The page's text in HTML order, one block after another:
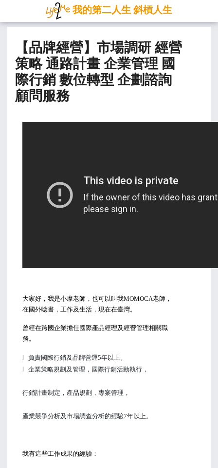
我的第二人生 斜槓人生
【品牌經營】市場調研 經營
策略 通路計畫 企業管理 國
際行銷 數位轉型 企劃諮詢
顧問服務
大家好， 我是小摩老師，也可以叫我MOMOCA老師，
在國外唸書，工作及生活，現在在臺灣。
曾經在跨國企業擔任國際產品經理及經營管理相關職
務。
負責國際行銷及品牌營運5年以上。
企業策略規劃及管理，國際行銷活動執行，
行銷計畫制定，產品規劃，專案管理，
產業競爭分析及市場調查分析的經驗7年以上。
我有這些工作成果的經驗：